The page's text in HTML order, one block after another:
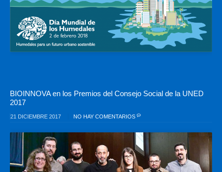
BIOINNOVA en los Premios del Consejo Social de la UNED
2017
21 DICIEMBRE 2017 NO HAY COMENTARIOS